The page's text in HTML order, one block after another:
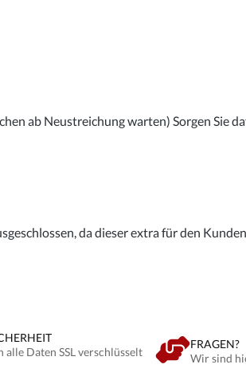
ab Neustreichung warten) Sorgen Sie
da dieser extra für den
alle Daten SSL verschlüsselt
FRAGEN?
Wir sind